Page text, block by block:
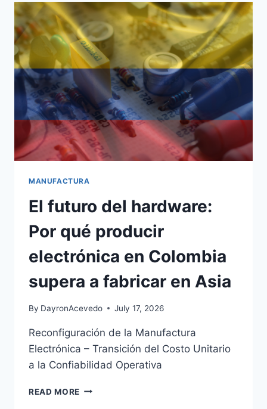
MANUFACTURA
El futuro del hardware:
Por qué producir
electrónica en Colombia
supera a fabricar en Asia
By DayronAcevedo July 17, 2026
Reconfiguración de la Manufactura
Electrónica – Transición del Costo Unitario
a la Confiabilidad Operativa
READ MORE